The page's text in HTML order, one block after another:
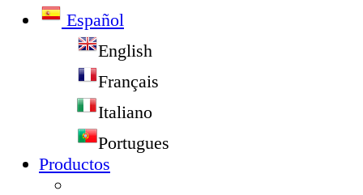
Español
English
Français
Italiano
Portugues
Productos